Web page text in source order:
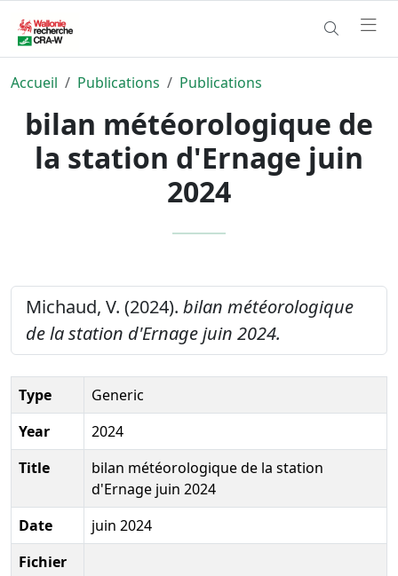
Accueil Publications Publications
bilan météorologique de
la station d'Ernage juin
2024
Michaud, V. (2024). bilan météorologique
de la station d'Ernage juin 2024.
Type
Generic
Year
2024
Title
bilan météorologique de la station
d'Ernage juin 2024
Date
juin 2024
Fichier